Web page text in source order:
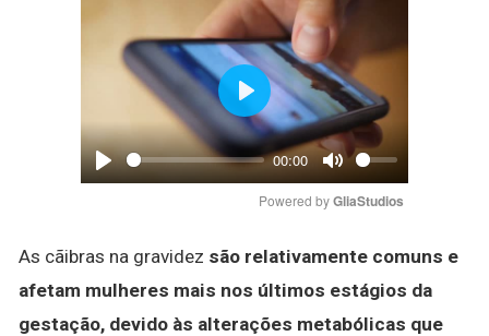
Play
00:00
Mute
Play
Powered by GliaStudios
As cãibras na gravidez são relativamente comuns e
afetam mulheres mais nos últimos estágios da
gestação, devido às alterações metabólicas que